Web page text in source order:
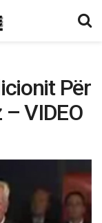
Për
VIDEO